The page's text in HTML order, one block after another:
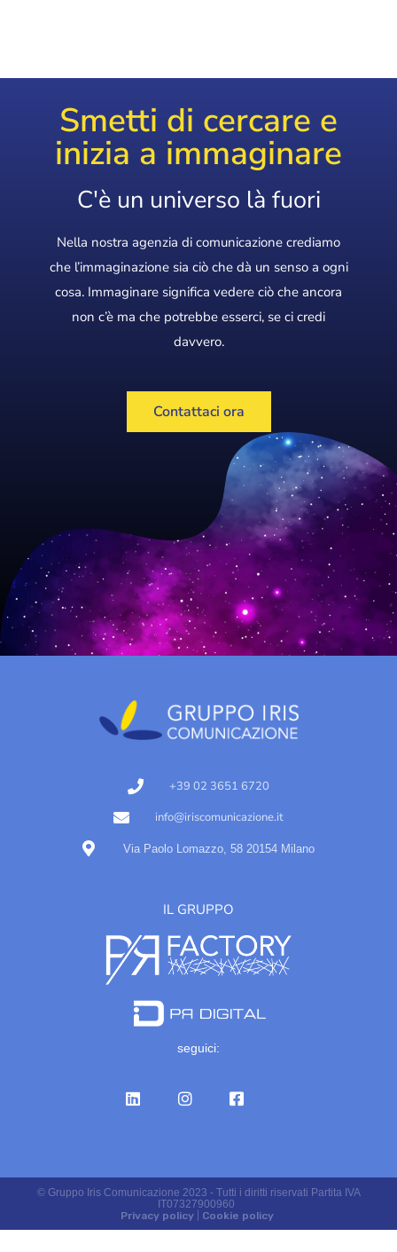
Smetti di cercare e
inizia a immaginare
C'è un universo là fuori
Nella nostra agenzia di comunicazione crediamo
che l’immaginazione sia ciò che dà un senso a ogni
cosa. Immaginare significa vedere ciò che ancora
non c’è ma che potrebbe esserci, se ci credi
davvero.
Contattaci ora
+39 02 3651 6720
info@iriscomunicazione.it
Via Paolo Lomazzo, 58 20154 Milano
IL GRUPPO
seguici:
© Gruppo Iris Comunicazione 2023 - Tutti i diritti riservati Partita IVA
IT07327900960
Privacy policy| Cookie policy